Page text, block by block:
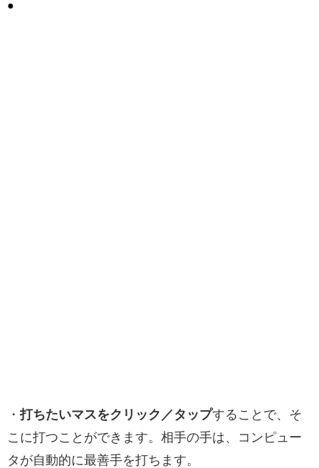
・打ちたいマスをクリック／タップすることで、そ
こに打つことができます。相手の手は、コンピュー
タが自動的に最善手を打ちます。